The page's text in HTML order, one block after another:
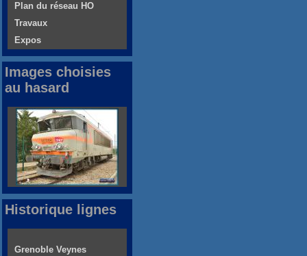
Plan du réseau HO
Travaux
Expos
Images choisies
au hasard
Historique lignes
Grenoble Veynes